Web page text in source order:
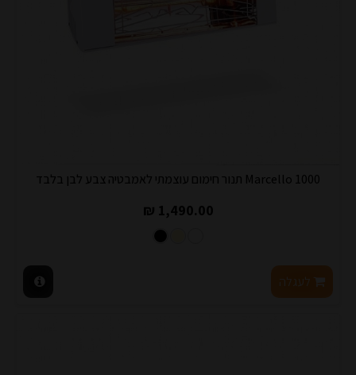
Marcello 1000 תנור חימום עוצמתי לאמבטיה צבע לבן בלבד
1,490.00 ₪
לעגלה